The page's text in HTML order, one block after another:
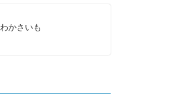
わかさいも